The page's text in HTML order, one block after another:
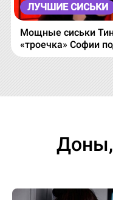
ЛУЧШИЕ СИСЬКИ
Мощные сиськи
«троечка» Софии
водопадом!
Доны,